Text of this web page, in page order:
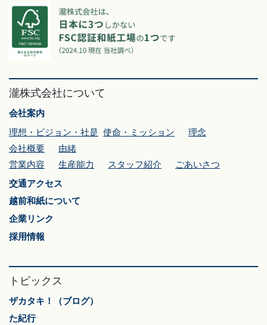
瀧株式会社について
会社案内
理想・ビジョン・社是 使命・ミッション
理念
会社概要
由緒
営業内容
生産能力 スタッフ紹介
ごあいさつ
交通アクセス
越前和紙について
企業リンク
採用情報
トピックス
ザカタキ！（ブログ）
た紀行